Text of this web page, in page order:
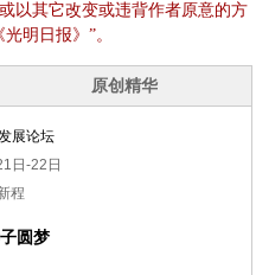
以其它改变或违背作者原意的方
明日报》”。